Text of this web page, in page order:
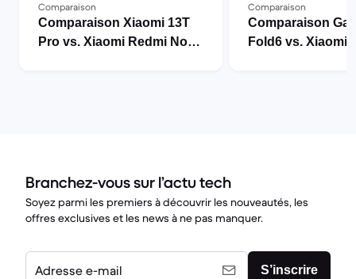
Comparaison
Comparaison Xiaomi 13T
Pro vs. Xiaomi Redmi Note
Comparaison
Comparaison
Fold6 vs. Xiaomi
Branchez-vous sur l’actu tech
Soyez parmi les premiers à découvrir les nouveautés, les
offres exclusives et les news à ne pas manquer.
Adresse e-mail S’inscrire